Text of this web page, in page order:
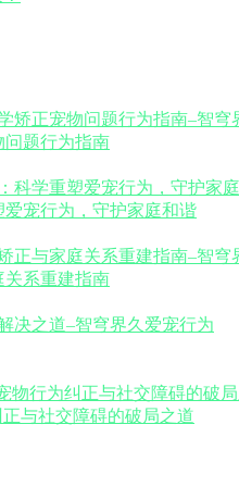
问题行为指南
宠行为，守护家庭和谐
关系重建指南
与社交障碍的破局之道